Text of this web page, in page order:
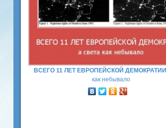
ВСЕГО 11 ЛЕТ ЕВРОПЕЙСКОЙ ДЕМОКРАТИИ
как небывало